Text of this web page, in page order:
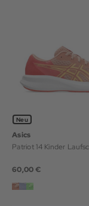
Neu
Asics
Patriot 14 Kinder
60,00 €